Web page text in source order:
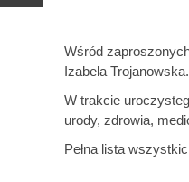
Wśród
Izabela Trojanowska.
W trakcie
urody, zdrowia,
Pełna lista